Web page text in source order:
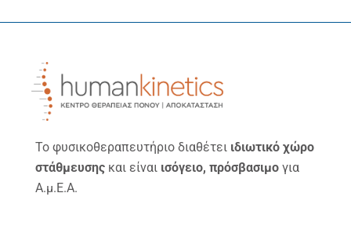
Το φυσικοθεραπευτήριο διαθέτει ιδιωτικό χώρο
στάθμευσης και είναι ισόγειο, πρόσβασιμο για
Α.μ.Ε.Α.